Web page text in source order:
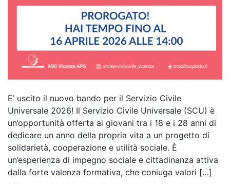
E’ uscito il nuovo bando per il Servizio Civile
Universale 2026! Il Servizio Civile Universale (SCU) è
un’opportunità offerta ai giovani tra i 18 e i 28 anni di
dedicare un anno della propria vita a un progetto di
solidarietà, cooperazione e utilità sociale. È
un’esperienza di impegno sociale e cittadinanza attiva
dalla forte valenza formativa, che coniuga valori […]